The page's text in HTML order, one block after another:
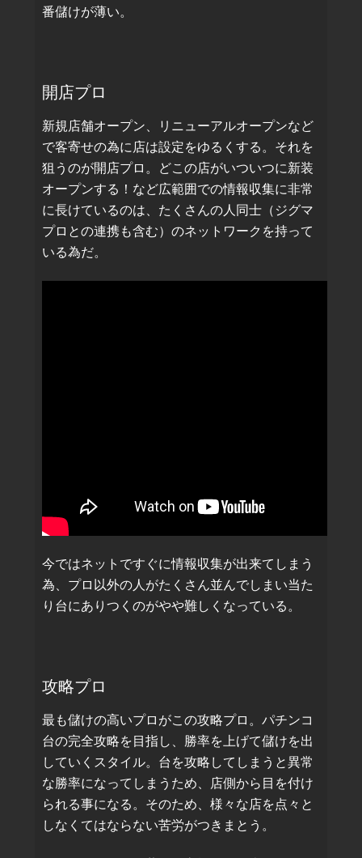
番儲けが薄い。
開店プロ
新規店舗オープン、リニューアルオープンなど
で客寄せの為に店は設定をゆるくする。それを
狙うのが開店プロ。どこの店がいついつに新装
オープンする！など広範囲での情報収集に非常
に長けているのは、たくさんの人同士（ジグマ
プロとの連携も含む）のネットワークを持って
いる為だ。
今ではネットですぐに情報収集が出来てしまう
為、プロ以外の人がたくさん並んでしまい当た
り台にありつくのがやや難しくなっている。
攻略プロ
最も儲けの高いプロがこの攻略プロ。パチンコ
台の完全攻略を目指し、勝率を上げて儲けを出
していくスタイル。台を攻略してしまうと異常
な勝率になってしまうため、店側から目を付け
られる事になる。そのため、様々な店を点々と
しなくてはならない苦労がつきまとう。